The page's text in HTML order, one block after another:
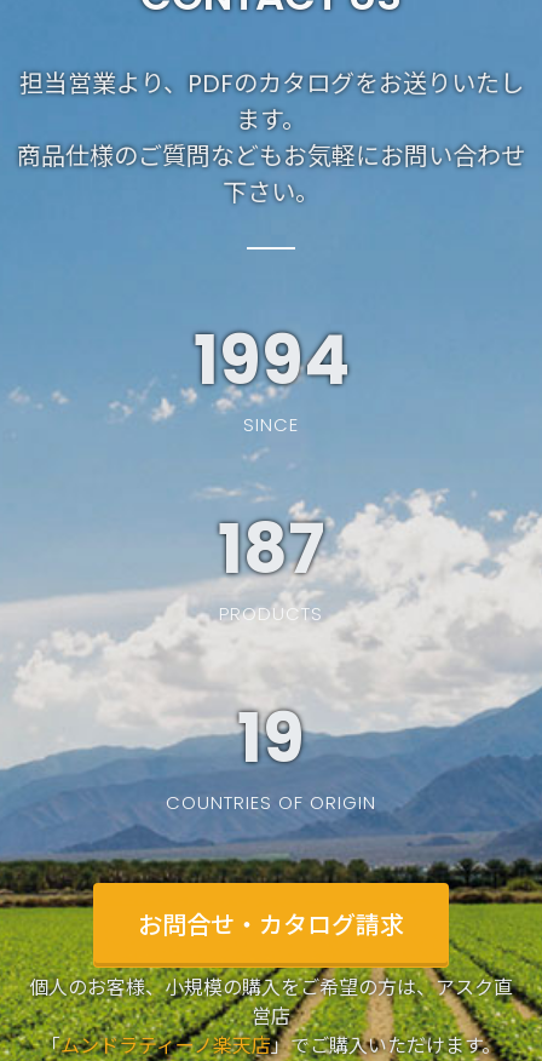
担当営業より、PDFのカタログをお送りいたし
ます。
商品仕様のご質問などもお気軽にお問い合わせ
下さい。
1994
SINCE
187
PRODUCTS
19
COUNTRIES OF ORIGIN
お問合せ・カタログ請求
個人のお客様、小規模の購入をご希望の方は、アスク直
営店
「ムンドラティーノ楽天店」でご購入いただけます。